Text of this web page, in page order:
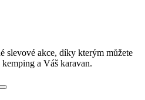
slevové akce, díky kterým můžete
a Váš karavan.